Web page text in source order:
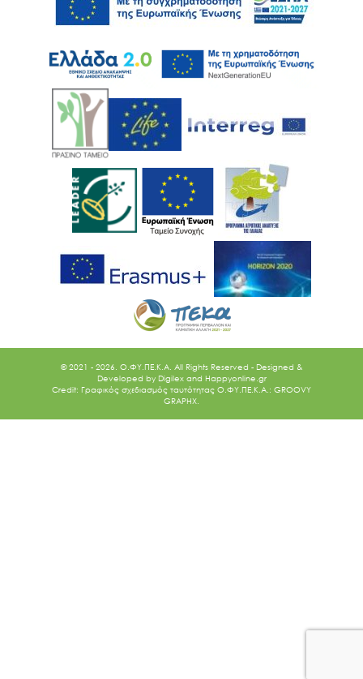
Ακολουθήστε μας
© 2021 - 2026. O.ΦΥ.ΠΕ.Κ.Α. All Rights Reserved - Designed &
Developed by Digilex and Happyonline.gr
Credit: Γραφικός σχεδιασμός ταυτότητας Ο.ΦΥ.ΠΕ.Κ.Α.: GROOVY
GRAPHX.